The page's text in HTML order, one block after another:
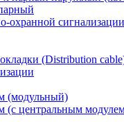
охранной сигнализации
(Distribution
(модульный)
(с центральным